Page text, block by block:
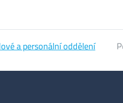
a personální oddělení